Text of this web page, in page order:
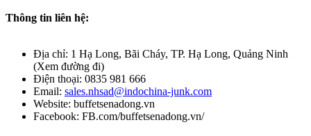
Thông tin liên hệ:
Địa chỉ: 1 Hạ Long, Bãi Cháy, TP. Hạ Long, Quảng Ninh
(Xem đường đi)
Điện thoại: 0835 981 666
Email: sales.nhsad@indochina-junk.com
Website: buffetsenadong.vn
Facebook: FB.com/buffetsenadong.vn/